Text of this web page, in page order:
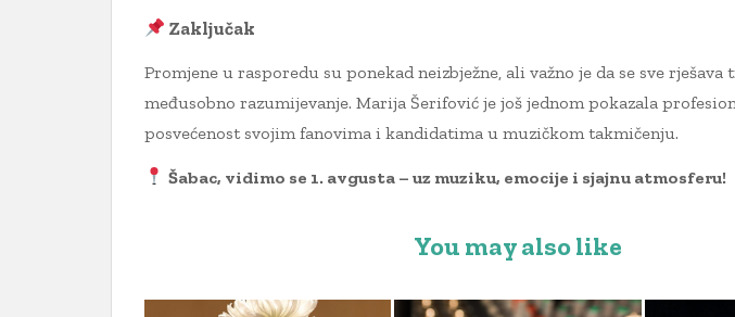
Zaključak
Promjene u rasporedu su ponekad neizbježne, ali važno je da se sve
međusobno razumijevanje. Marija Šerifović je još jednom pokazala
posvećenost svojim fanovima i kandidatima u muzičkom takmičenju.
Šabac, vidimo se 1. avgusta – uz muziku, emocije i sjajnu atmosferu!
You may also like